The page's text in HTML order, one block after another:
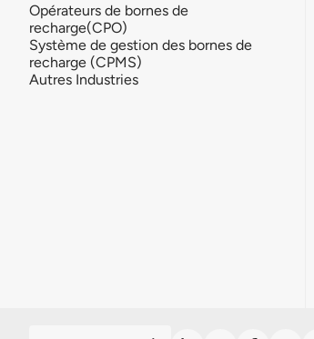
Opérateurs de bornes de
recharge(CPO)
Système de gestion des bornes de
recharge (CPMS)
Autres Industries